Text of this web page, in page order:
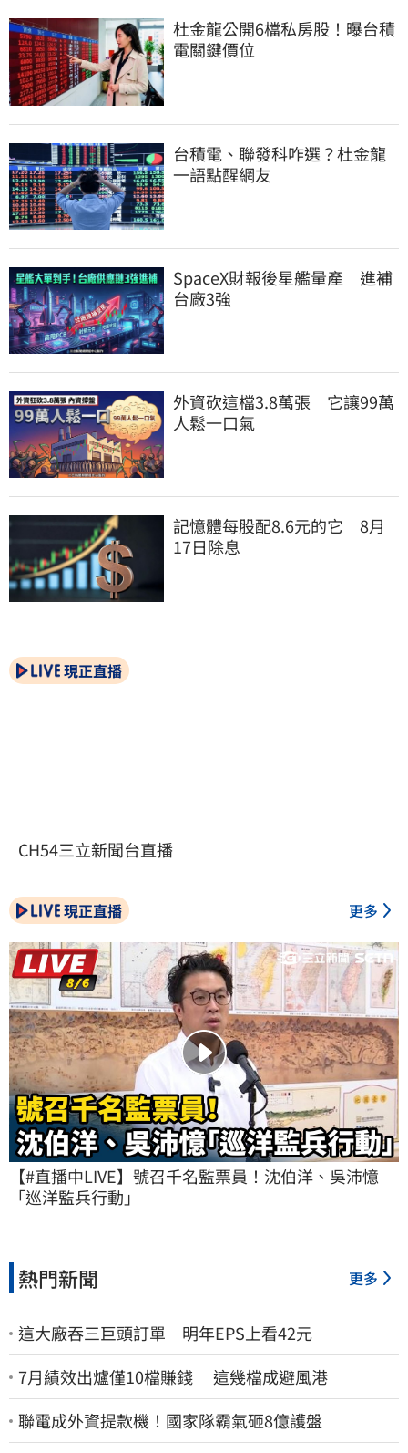
杜金龍公開6檔私房股！曝台積
電關鍵價位
台積電、聯發科咋選？杜金龍
一語點醒網友
SpaceX財報後星艦量產　進補
台廠3強
外資砍這檔3.8萬張　它讓99萬
人鬆一口氣
記憶體每股配8.6元的它　8月
17日除息
現正直播
CH54三立新聞台直播
現正直播 更多
【#直播中LIVE】號召千名監票員！沈伯洋、吳沛憶
「巡洋監兵行動」
熱門新聞 更多
這大廠吞三巨頭訂單 明年EPS上看42元
7月績效出爐僅10檔賺錢 這幾檔成避風港
聯電成外資提款機！國家隊霸氣砸8億護盤